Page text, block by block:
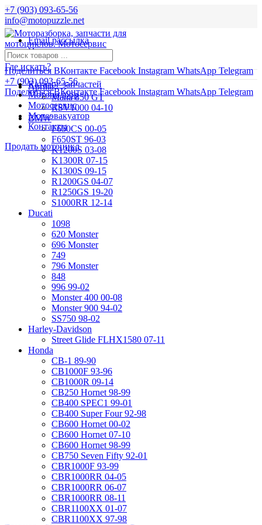
+7 (903) 093-65-56
info@motopuzzle.net
Email рассылка
Новости
Поделиться ВКонтакте Facebook Instagram WhatsApp Telegram
+7 (903) 093-65-56
Поделиться ВКонтакте Facebook Instagram WhatsApp Telegram
Где искать?
Aprilia
Mana 850 GT
RSV1000 04-10
BMW
F650CS 00-05
F650ST 96-03
K1200S 03-08
K1300R 07-15
K1300S 09-15
R1200GS 04-07
R1250GS 19-20
S1000RR 12-14
Ducati
1098
620 Monster
696 Monster
749
796 Monster
848
996 99-02
Monster 400 00-08
Monster 900 94-02
SS750 98-02
Harley-Davidson
Street Glide FLHX1580 07-11
Honda
CB-1 89-90
CB1000F 93-96
CB1000R 09-14
CB250 Hornet 98-99
CB400 SPEC1 99-01
CB400 Super Four 92-98
CB600 Hornet 00-02
CB600 Hornet 07-10
CB600 Hornet 98-99
CB750 Seven Fifty 92-01
CBR1000F 93-99
CBR1000RR 04-05
CBR1000RR 06-07
CBR1000RR 08-11
CBR1100XX 01-07
CBR1100XX 97-98
Каталог запчастей
Мотоподбор
Мотосервис
Мотоэвакуатор
Контакты
Продать мотоцикл